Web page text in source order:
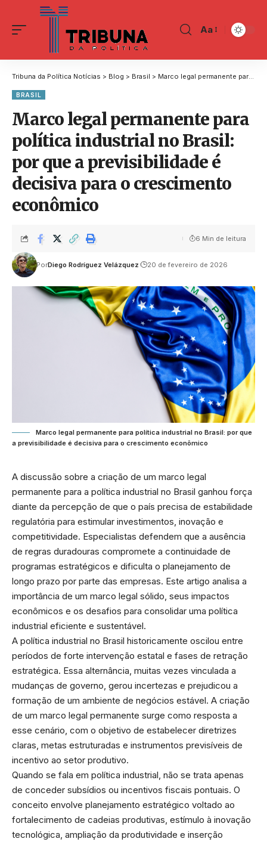
Aa
Tribuna da Política Notícias > Blog > Brasil > Marco legal permanente para política industrial no Brasil: por que a previsibilidade é decisiva para o crescimento econômico
BRASIL
Marco legal permanente para
política industrial no Brasil:
por que a previsibilidade é
decisiva para o crescimento
econômico
PorDiego Rodríguez Velázquez 20 de fevereiro de 2026
6 Min de leitura
Marco legal permanente para política industrial no Brasil: por que
a previsibilidade é decisiva para o crescimento econômico
A discussão sobre a criação de um marco legal
permanente para a política industrial no Brasil ganhou força
diante da percepção de que o país precisa de estabilidade
regulatória para estimular investimentos, inovação e
competitividade. Especialistas defendem que a ausência
de regras duradouras compromete a continuidade de
programas estratégicos e dificulta o planejamento de
longo prazo por parte das empresas. Este artigo analisa a
importância de um marco legal sólido, seus impactos
econômicos e os desafios para consolidar uma política
industrial eficiente e sustentável.
A política industrial no Brasil historicamente oscilou entre
períodos de forte intervenção estatal e fases de retração
estratégica. Essa alternância, muitas vezes vinculada a
mudanças de governo, gerou incertezas e prejudicou a
formação de um ambiente de negócios estável. A criação
de um marco legal permanente surge como resposta a
esse cenário, com o objetivo de estabelecer diretrizes
claras, metas estruturadas e instrumentos previsíveis de
incentivo ao setor produtivo.
Quando se fala em política industrial, não se trata apenas
de conceder subsídios ou incentivos fiscais pontuais. O
conceito envolve planejamento estratégico voltado ao
fortalecimento de cadeias produtivas, estímulo à inovação
tecnológica, ampliação da produtividade e inserção